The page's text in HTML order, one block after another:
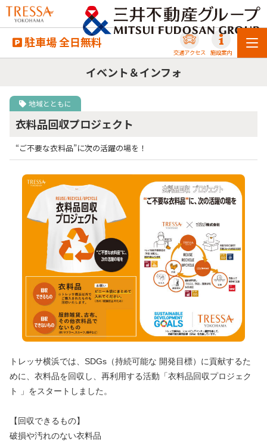
駐車場 全日無料
交通アクセス 施設案内
イベント＆インフォ
地域とともに
衣料品回収プロジェクト
“ご不要な衣料品”に次の活躍の場を！
トレッサ横浜では、SDGs（持続可能な 開発目標）に貢献するた
めに、衣料品を回収し、再利用する活動「衣料品回収プロジェク
ト 」をスタートしました。
【回収できるもの】
破損や汚れのない衣料品